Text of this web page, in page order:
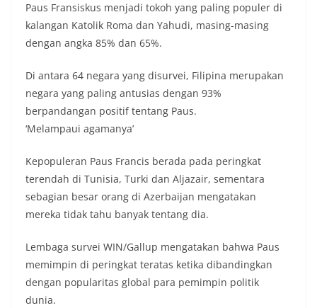
Paus Fransiskus menjadi tokoh yang paling populer di
kalangan Katolik Roma dan Yahudi, masing-masing
dengan angka 85% dan 65%.
Di antara 64 negara yang disurvei, Filipina merupakan
negara yang paling antusias dengan 93%
berpandangan positif tentang Paus.
‘Melampaui agamanya’
Kepopuleran Paus Francis berada pada peringkat
terendah di Tunisia, Turki dan Aljazair, sementara
sebagian besar orang di Azerbaijan mengatakan
mereka tidak tahu banyak tentang dia.
Lembaga survei WIN/Gallup mengatakan bahwa Paus
memimpin di peringkat teratas ketika dibandingkan
dengan popularitas global para pemimpin politik
dunia.